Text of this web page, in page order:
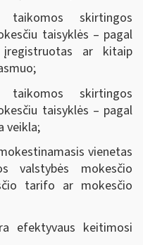
skirtingos
taisyklės – pagal
ar kitaip
skirtingos
taisyklės – pagal
veikla;
vienetas
mokesčio
tarifo ar mokesčio
efektyvaus keitimosi